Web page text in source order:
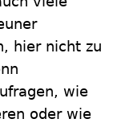
hier nicht zu
wie
oder wie